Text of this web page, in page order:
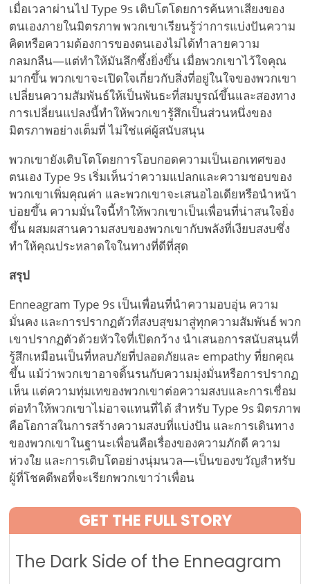
เมื่อเวลาผ่านไป Type 9s เติบโตโดยการค้นหาเสียงของ
ตนเองภายในมิตรภาพ พวกเขาเรียนรู้ว่าการแบ่งปันความ
คิดหรือความต้องการของตนเองไม่ได้ทำลายความ
กลมกลืน—แต่ทำให้มันลึกซึ้งยิ่งขึ้น เมื่อพวกเขาไว้ใจคุณ
มากขึ้น พวกเขาจะเปิดใจเกี่ยวกับสิ่งที่อยู่ในใจของพวกเขา
เปลี่ยนความสัมพันธ์ให้เป็นพันธะที่สมบูรณ์ขึ้นและสองทาง
การเปลี่ยนแปลงนี้ทำให้พวกเขารู้สึกเป็นส่วนหนึ่งของ
มิตรภาพอย่างเต็มที่ ไม่ใช่แค่ผู้สนับสนุน
พวกเขายังเติบโตโดยการโอบกอดความเป็นเอกเทศของ
ตนเอง Type 9s เริ่มเห็นว่าความแปลกและความชอบของ
พวกเขาเพิ่มคุณค่า และพวกเขาจะเสนอไอเดียหรือนำหน้า
บ่อยขึ้น ความมั่นใจนี้ทำให้พวกเขาเป็นเพื่อนที่น่าสนใจยิ่ง
ขึ้น ผสมผสานความสงบของพวกเขากับพลังที่เงียบสงบซึ่ง
ทำให้คุณประหลาดใจในทางที่ดีที่สุด
สรุป
Enneagram Type 9s เป็นเพื่อนที่นำความอบอุ่น ความ
มั่นคง และการปรากฏตัวที่สงบสุขมาสู่ทุกความสัมพันธ์ พวก
เขาปรากฏตัวด้วยหัวใจที่เปิดกว้าง นำเสนอการสนับสนุนที่
รู้สึกเหมือนเป็นที่หลบภัยที่ปลอดภัยและ empathy ที่ยกคุณ
ขึ้น แม้ว่าพวกเขาอาจดิ้นรนกับความมุ่งมั่นหรือการปรากฏ
เห็น แต่ความทุ่มเทของพวกเขาต่อความสงบและการเชื่อม
ต่อทำให้พวกเขาไม่อาจแทนที่ได้ สำหรับ Type 9s มิตรภาพ
คือโอกาสในการสร้างความสงบที่แบ่งปัน และการเดินทาง
ของพวกเขาในฐานะเพื่อนคือเรื่องของความภักดี ความ
ห่วงใย และการเติบโตอย่างนุ่มนวล—เป็นของขวัญสำหรับ
ผู้ที่โชคดีพอที่จะเรียกพวกเขาว่าเพื่อน
GET THE FULL STORY
The Dark Side of the Enneagram